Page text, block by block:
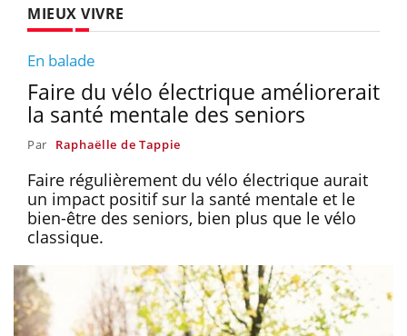
MIEUX VIVRE
En balade
Faire du vélo électrique améliorerait
la santé mentale des seniors
Par Raphaëlle de Tappie
Faire régulièrement du vélo électrique aurait
un impact positif sur la santé mentale et le
bien-être des seniors, bien plus que le vélo
classique.